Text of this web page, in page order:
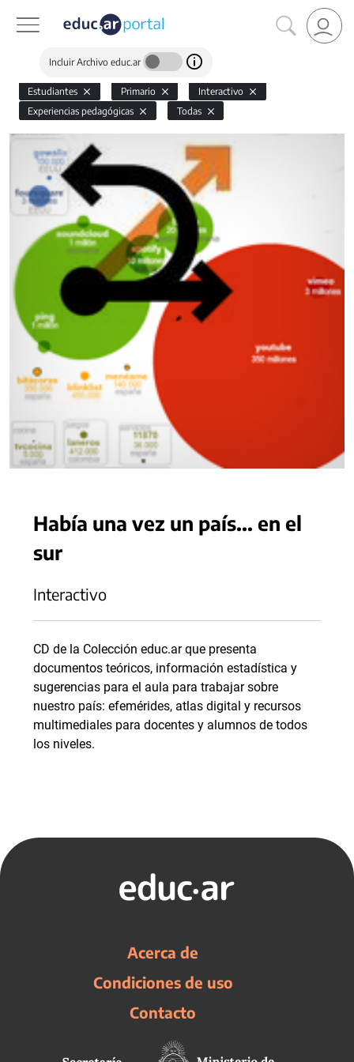
Incluir Archivo educ.ar
Estudiantes Primario
Interactivo
Experiencias pedagógicas
Todas
Había una vez un país... en el
sur
Interactivo
CD de la Colección educ.ar que presenta
documentos teóricos, información estadística y
sugerencias para el aula para trabajar sobre
nuestro país: efemérides, atlas digital y recursos
multimediales para docentes y alumnos de todos
los niveles.
Acerca de
Condiciones de uso
Contacto